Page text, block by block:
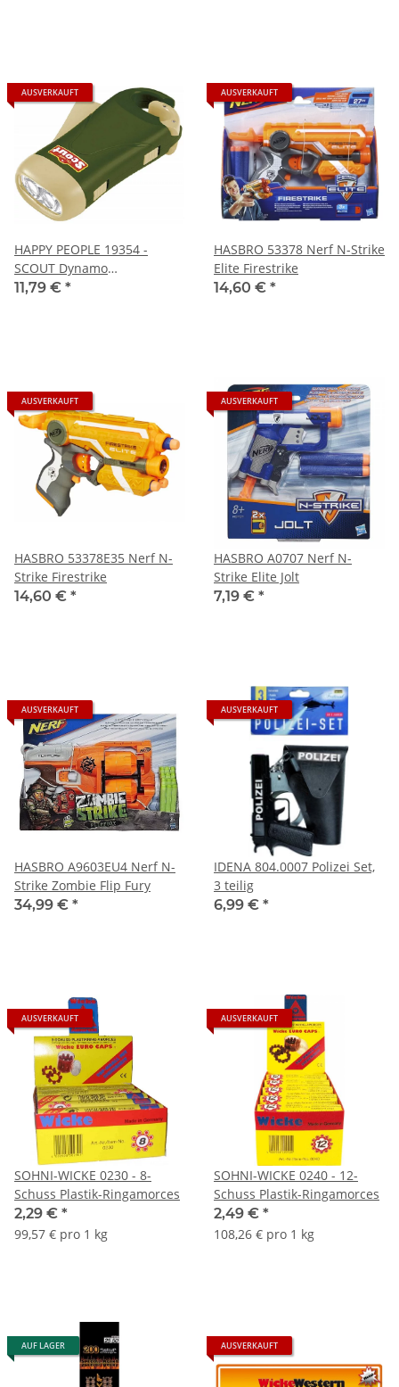
AUSVERKAUFT
HAPPY PEOPLE 19354 -
SCOUT Dynamo
Taschenlampe
11,79 € *
AUSVERKAUFT
HASBRO 53378 Nerf N-Strike
Elite Firestrike
14,60 € *
AUSVERKAUFT
HASBRO 53378E35 Nerf N-
Strike Firestrike
14,60 € *
AUSVERKAUFT
HASBRO A0707 Nerf N-
Strike Elite Jolt
7,19 € *
AUSVERKAUFT
HASBRO A9603EU4 Nerf N-
Strike Zombie Flip Fury
34,99 € *
AUSVERKAUFT
IDENA 804.0007 Polizei Set,
3 teilig
6,99 € *
AUSVERKAUFT
SOHNI-WICKE 0230 - 8-
Schuss Plastik-Ringamorces
2,29 € *
99,57 € pro 1 kg
AUSVERKAUFT
SOHNI-WICKE 0240 - 12-
Schuss Plastik-Ringamorces
2,49 € *
108,26 € pro 1 kg
AUF LAGER AUSVERKAUFT